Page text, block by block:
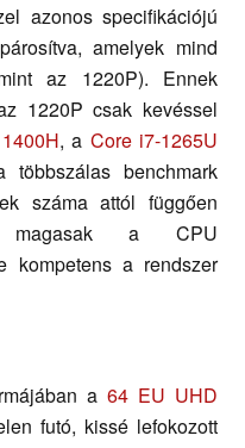
azonos specifikációjú
amelyek mind
az 1220P). Ennek
1220P csak kevéssel
, a Core i7-1265U
benchmark
száma attól függően
magasak a CPU
kompetens a rendszer
a 64 EU UHD
futó, kissé lefokozott